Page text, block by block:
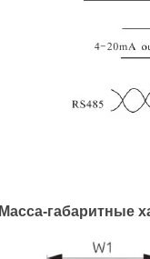
Масса-габаритные